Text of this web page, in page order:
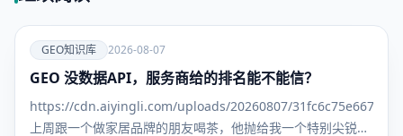
爱
GEO知识
GEO知识库 2026-08-07
GEO 没数据API，服务商给的排名能不能信？
https://cdn.aiyingli.com/uploads/20260807/
上周跟一个做家居品牌的朋友喝茶，他抛给我一个特别尖锐的